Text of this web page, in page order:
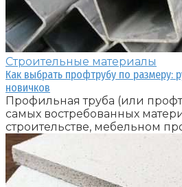
Строительные материалы
Как выбрать профтрубу по размеру:
новичков
Профильная труба (или
самых востребованных
строительстве, мебельном